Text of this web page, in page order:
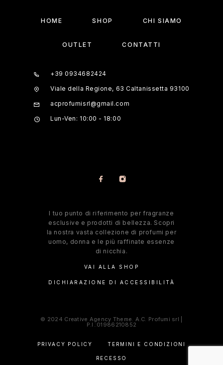
HOME SHOP CHI SIAMO
OUTLET CONTATTI
+39 0934682424
Viale della Regione, 63 Caltanissetta 93100
acprofumisrl@gmail.com
Lun-Ven: 10:00 - 18:00
l tuo punto di riferimento per fragranze
esclusive e prodotti di bellezza. Scopri
la nostra vasta collezione di profumi per
uomo, donna e le più raffinate essenze
di nicchia.
VAI ALLA SHOP
DICHIARAZIONE DI ACCESSIBILITÀ
© 2024 Creative Agency Theme. A.C. Profumi srl |
P.I.:01986210852
PRIVACY POLICY TERMINI E CONDIZIONI
RECESSO